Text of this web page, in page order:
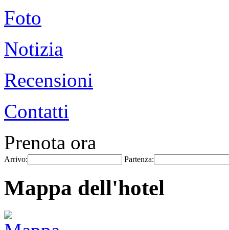
Foto
Notizia
Recensioni
Contatti
Prenota ora
Arrivo: Partenza:
Mappa dell'hotel